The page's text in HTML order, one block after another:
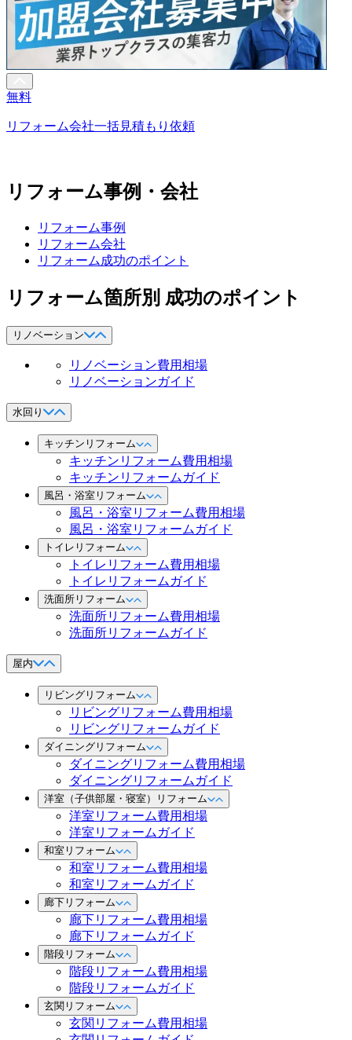
無料
リフォーム会社一括見積もり依頼
リフォーム事例・会社
リフォーム事例
リフォーム会社
リフォーム成功のポイント
リフォーム箇所別 成功のポイント
リノベーション
リノベーション費用相場
リノベーションガイド
水回り
キッチンリフォーム
キッチンリフォーム費用相場
キッチンリフォームガイド
風呂・浴室リフォーム
風呂・浴室リフォーム費用相場
風呂・浴室リフォームガイド
トイレリフォーム
トイレリフォーム費用相場
トイレリフォームガイド
洗面所リフォーム
洗面所リフォーム費用相場
洗面所リフォームガイド
屋内
リビングリフォーム
リビングリフォーム費用相場
リビングリフォームガイド
ダイニングリフォーム
ダイニングリフォーム費用相場
ダイニングリフォームガイド
洋室（子供部屋・寝室）リフォーム
洋室リフォーム費用相場
洋室リフォームガイド
和室リフォーム
和室リフォーム費用相場
和室リフォームガイド
廊下リフォーム
廊下リフォーム費用相場
廊下リフォームガイド
階段リフォーム
階段リフォーム費用相場
階段リフォームガイド
玄関リフォーム
玄関リフォーム費用相場